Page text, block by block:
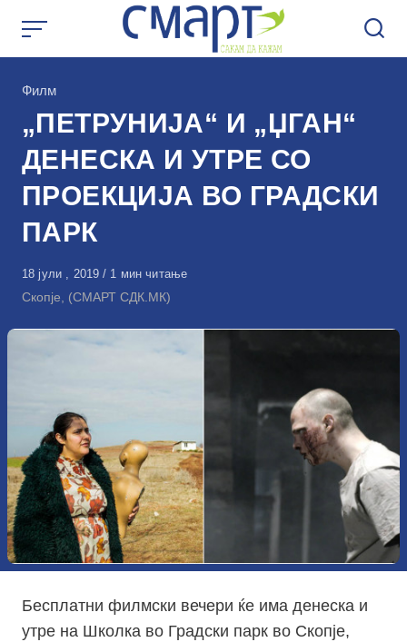
КАтегорија
Филм
„ПЕТРУНИЈА“ И „ЏГАН“
ДЕНЕСКА И УТРЕ СО
ПРОЕКЦИЈА ВО ГРАДСКИ
ПАРК
Објавено
на
18 јули , 2019 1 мин читање
Скопје, (СМАРТ СДК.МК)
Бесплатни филмски вечери ќе има денеска и
утре на Школка во Градски парк во Скопје,